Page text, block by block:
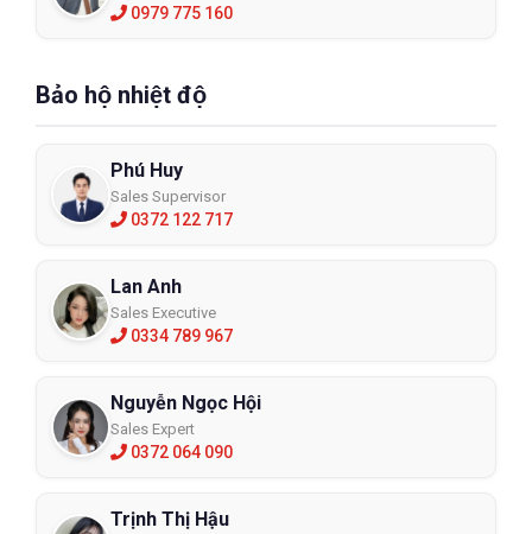
0979 775 160
Bảo hộ nhiệt độ
Phú Huy
Sales Supervisor
0372 122 717
Lan Anh
Sales Executive
0334 789 967
Nguyễn Ngọc Hội
Sales Expert
0372 064 090
Trịnh Thị Hậu